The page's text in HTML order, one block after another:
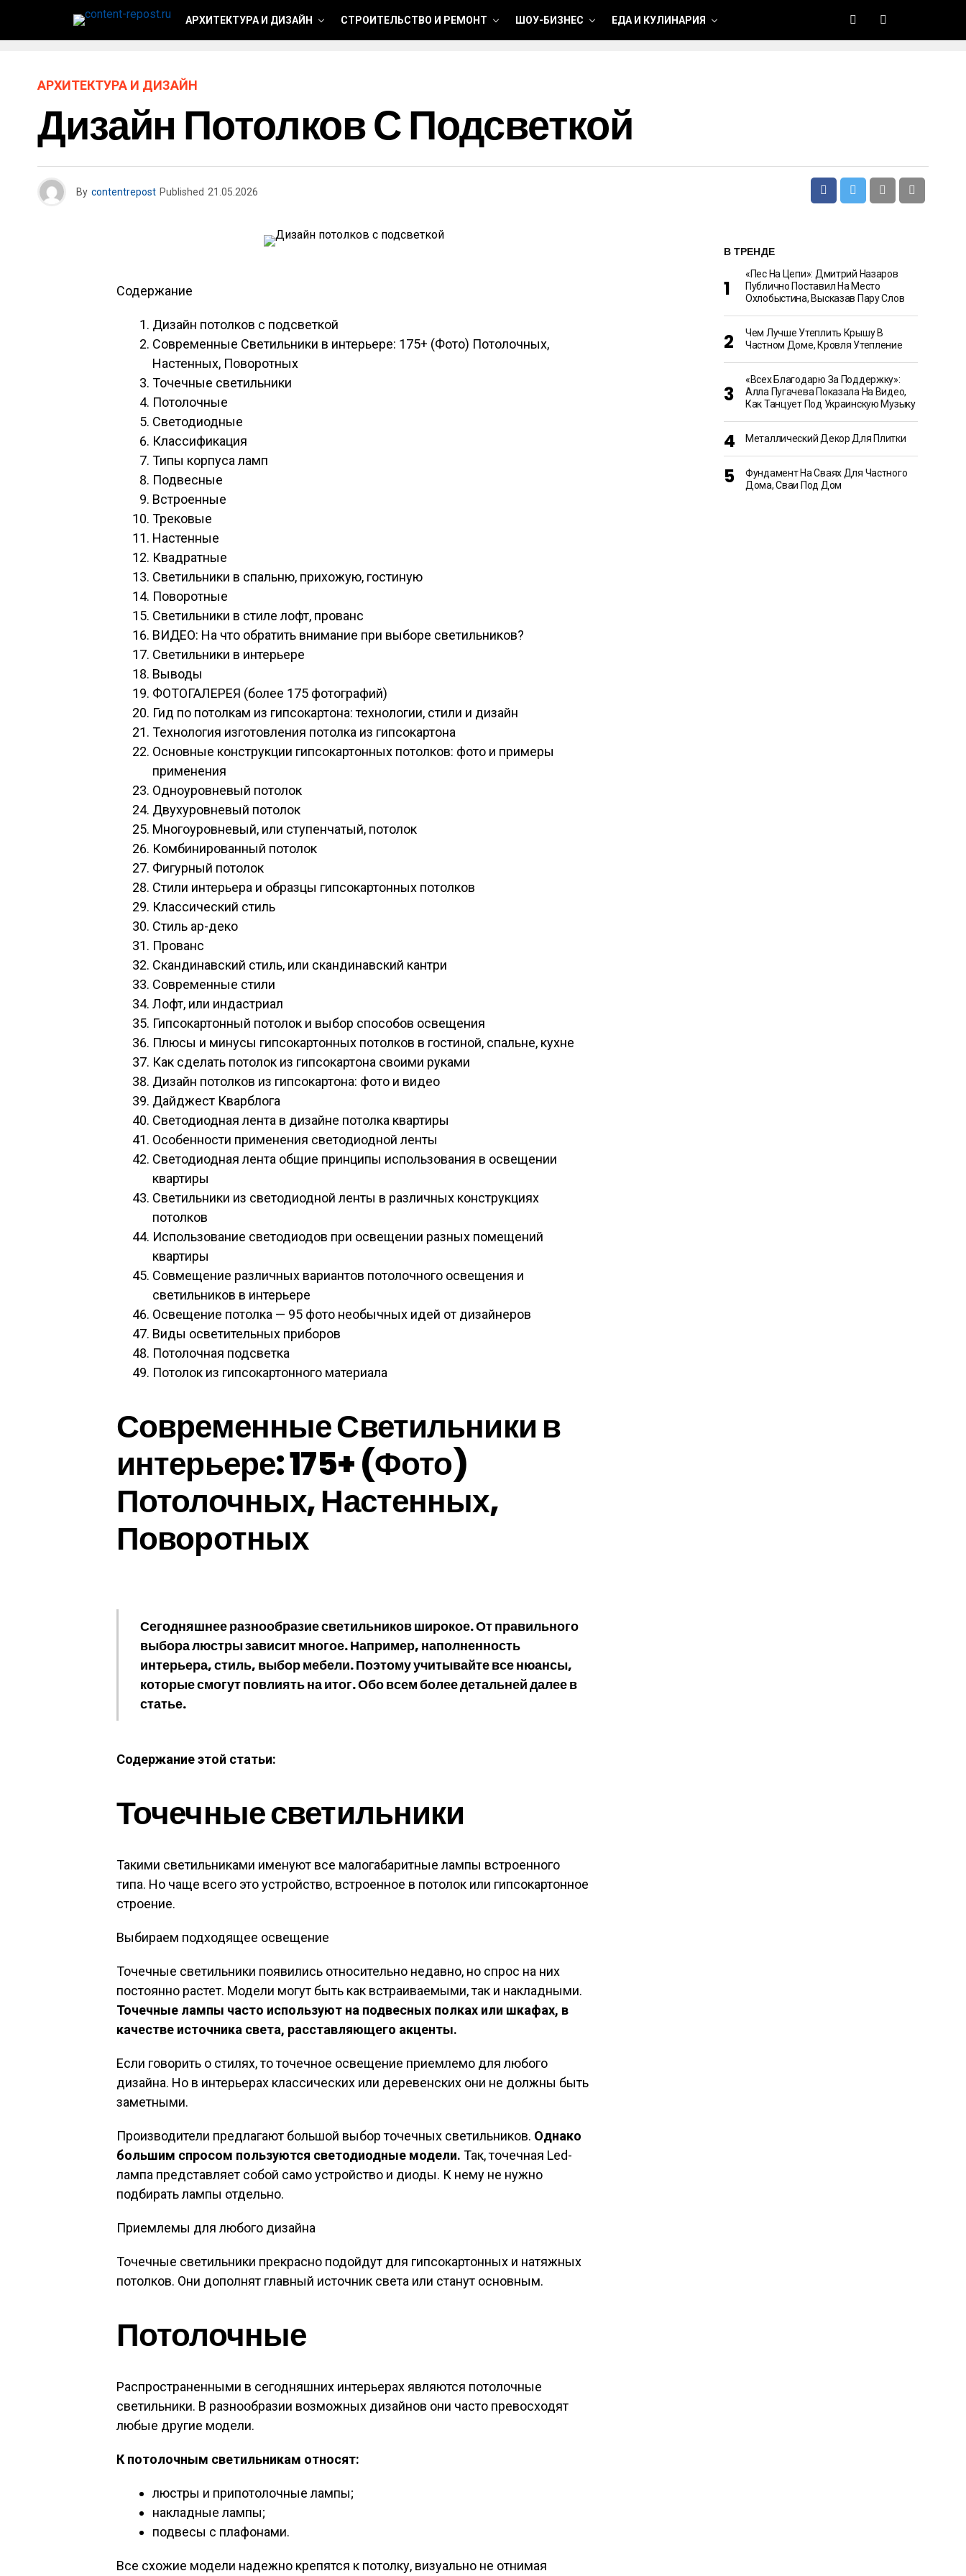
АРХИТЕКТУРА И ДИЗАЙН СТРОИТЕЛЬСТВО И РЕМОНТ ШОУ-БИЗНЕС ЕДА И КУЛИНАРИЯ
АРХИТЕКТУРА И ДИЗАЙН
Дизайн Потолков С Подсветкой
By contentrepost Published 21.05.2026
Содержание
Дизайн потолков с подсветкой
Современные Светильники в интерьере: 175+ (Фото) Потолочных,
Настенных, Поворотных
Точечные светильники
Потолочные
Светодиодные
Классификация
Типы корпуса ламп
Подвесные
Встроенные
Трековые
Настенные
Квадратные
Светильники в спальню, прихожую, гостиную
Поворотные
Светильники в стиле лофт, прованс
ВИДЕО: На что обратить внимание при выборе светильников?
Светильники в интерьере
Выводы
ФОТОГАЛЕРЕЯ (более 175 фотографий)
Гид по потолкам из гипсокартона: технологии, стили и дизайн
Технология изготовления потолка из гипсокартона
Основные конструкции гипсокартонных потолков: фото и примеры
применения
Одноуровневый потолок
Двухуровневый потолок
Многоуровневый, или ступенчатый, потолок
Комбинированный потолок
Фигурный потолок
Стили интерьера и образцы гипсокартонных потолков
Классический стиль
Стиль ар-деко
Прованс
Скандинавский стиль, или скандинавский кантри
Современные стили
Лофт, или индастриал
Гипсокартонный потолок и выбор способов освещения
Плюсы и минусы гипсокартонных потолков в гостиной, спальне, кухне
Как сделать потолок из гипсокартона своими руками
Дизайн потолков из гипсокартона: фото и видео
Дайджест Кварблога
Светодиодная лента в дизайне потолка квартиры
Особенности применения светодиодной ленты
Светодиодная лента общие принципы использования в освещении
квартиры
Светильники из светодиодной ленты в различных конструкциях
потолков
Использование светодиодов при освещении разных помещений
квартиры
Совмещение различных вариантов потолочного освещения и
светильников в интерьере
Освещение потолка — 95 фото необычных идей от дизайнеров
Виды осветительных приборов
Потолочная подсветка
Потолок из гипсокартонного материала
Современные Светильники в
интерьере: 175+ (Фото)
Потолочных, Настенных,
Поворотных
Сегодняшнее разнообразие светильников широкое. От правильного
выбора люстры зависит многое. Например, наполненность
интерьера, стиль, выбор мебели. Поэтому учитывайте все нюансы,
которые смогут повлиять на итог. Обо всем более детальней далее в
статье.
Содержание этой статьи:
Точечные светильники
Такими светильниками именуют все малогабаритные лампы встроенного
типа. Но чаще всего это устройство, встроенное в потолок или гипсокартонное
строение.
Выбираем подходящее освещение
Точечные светильники появились относительно недавно, но спрос на них
постоянно растет. Модели могут быть как встраиваемыми, так и накладными.
Точечные лампы часто используют на подвесных полках или шкафах, в
качестве источника света, расставляющего акценты.
Если говорить о стилях, то точечное освещение приемлемо для любого
дизайна. Но в интерьерах классических или деревенских они не должны быть
заметными.
Производители предлагают большой выбор точечных светильников. Однако
большим спросом пользуются светодиодные модели. Так, точечная Led-
лампа представляет собой само устройство и диоды. К нему не нужно
подбирать лампы отдельно.
Приемлемы для любого дизайна
Точечные светильники прекрасно подойдут для гипсокартонных и натяжных
потолков. Они дополнят главный источник света или станут основным.
Потолочные
Распространенными в сегодняшних интерьерах являются потолочные
светильники. В разнообразии возможных дизайнов они часто превосходят
любые другие модели.
К потолочным светильникам относят:
люстры и припотолочные лампы;
накладные лампы;
подвесы с плафонами.
Все схожие модели надежно крепятся к потолку, визуально не отнимая
В ТРЕНДЕ
«Пес На Цепи»: Дмитрий Назаров
Публично Поставил На Место
Охлобыстина, Высказав Пару Слов
Чем Лучше Утеплить Крышу В
Частном Доме, Кровля Утепление
«Всех Благодарю За Поддержку»:
Алла Пугачева Показала На Видео,
Как Танцует Под Украинскую Музыку
Металлический Декор Для Плитки
Фундамент На Сваях Для Частного
Дома, Сваи Под Дом